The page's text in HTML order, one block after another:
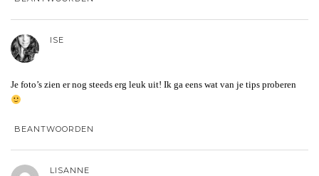
ISE
Je foto’s zien er nog steeds erg leuk uit! Ik ga eens wat van je tips proberen
BEANTWOORDEN
LISANNE